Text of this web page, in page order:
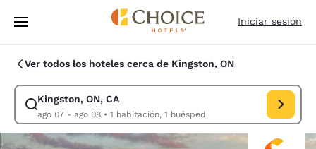
Pasar A Contenido Principal
Iniciar sesión
Ver todos los hoteles cerca de Kingston, ON
Kingston, ON, CA
ago 07 - ago 08• 1 habitación, 1 huésped
Modificar la búsqueda de Kingston, ON, CA. Fecha de check-in ago 07,